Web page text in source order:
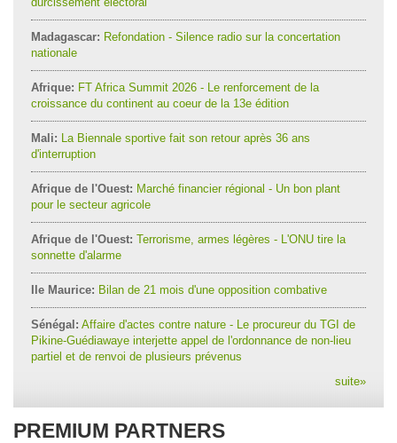
Madagascar: Refondation - Silence radio sur la concertation
nationale
Afrique: FT Africa Summit 2026 - Le renforcement de la
croissance du continent au coeur de la 13e édition
Mali: La Biennale sportive fait son retour après 36 ans
d'interruption
Afrique de l'Ouest: Marché financier régional - Un bon plant
pour le secteur agricole
Afrique de l'Ouest: Terrorisme, armes légères - L'ONU tire la
sonnette d'alarme
Ile Maurice: Bilan de 21 mois d'une opposition combative
Sénégal: Affaire d'actes contre nature - Le procureur du TGI de
Pikine-Guédiawaye interjette appel de l'ordonnance de non-lieu
partiel et de renvoi de plusieurs prévenus
suite»
PREMIUM PARTNERS